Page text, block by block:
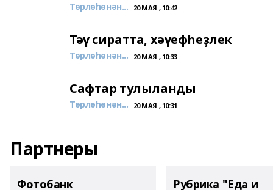
Төрлөһөнән... 20 МАЯ , 10:42
Тәү сиратта, хәүефһеҙлек
Төрлөһөнән... 20 МАЯ , 10:33
Сафтар тулыланды
Төрлөһөнән... 20 МАЯ , 10:31
Партнеры
Фотобанк Рубрика "Еда и